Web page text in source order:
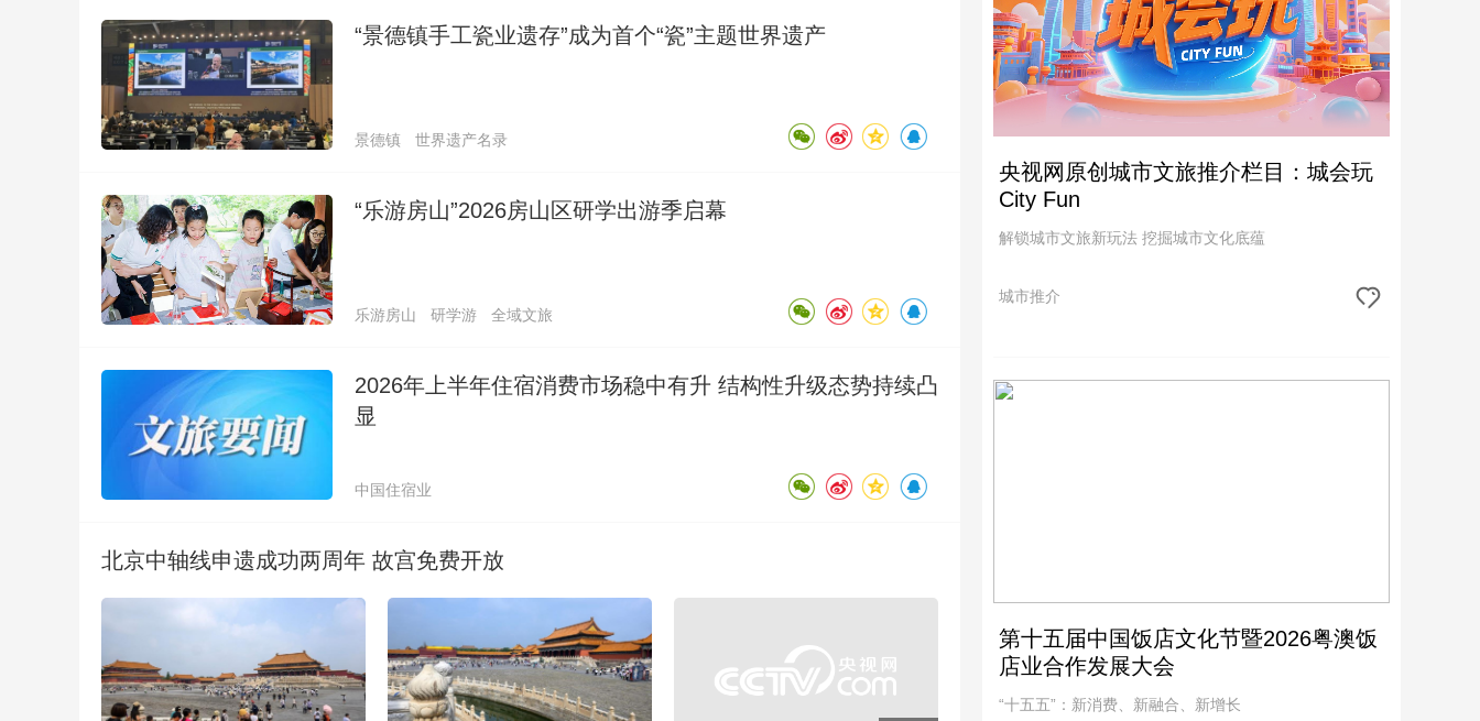
“景德镇手工瓷业遗存”成为首个“瓷”主题世界遗产
景德镇 世界遗产名录
“乐游房山”2026房山区研学出游季启幕
乐游房山 研学游 全域文旅
2026年上半年住宿消费市场稳中有升 结构性升级态势持续凸
显
中国住宿业
北京中轴线申遗成功两周年 故宫免费开放
央视网原创城市文旅推介栏目：城会玩
City Fun
解锁城市文旅新玩法 挖掘城市文化底蕴
城市推介
第十五届中国饭店文化节暨2026粤澳饭
店业合作发展大会
“十五五”：新消费、新融合、新增长